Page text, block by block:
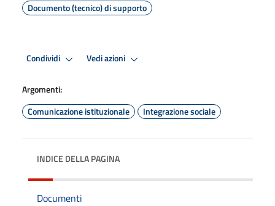
Documento (tecnico) di supporto
Condividi Vedi azioni
Argomenti:
Comunicazione istituzionale
Integrazione sociale
INDICE DELLA PAGINA
Documenti